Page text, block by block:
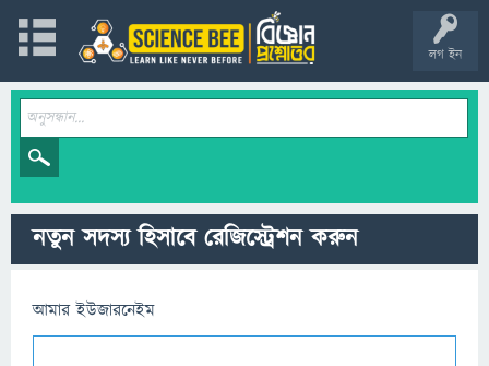
লগ ইন
নতুন সদস্য হিসাবে রেজিস্ট্রেশন করুন
আমার ইউজারনেইম